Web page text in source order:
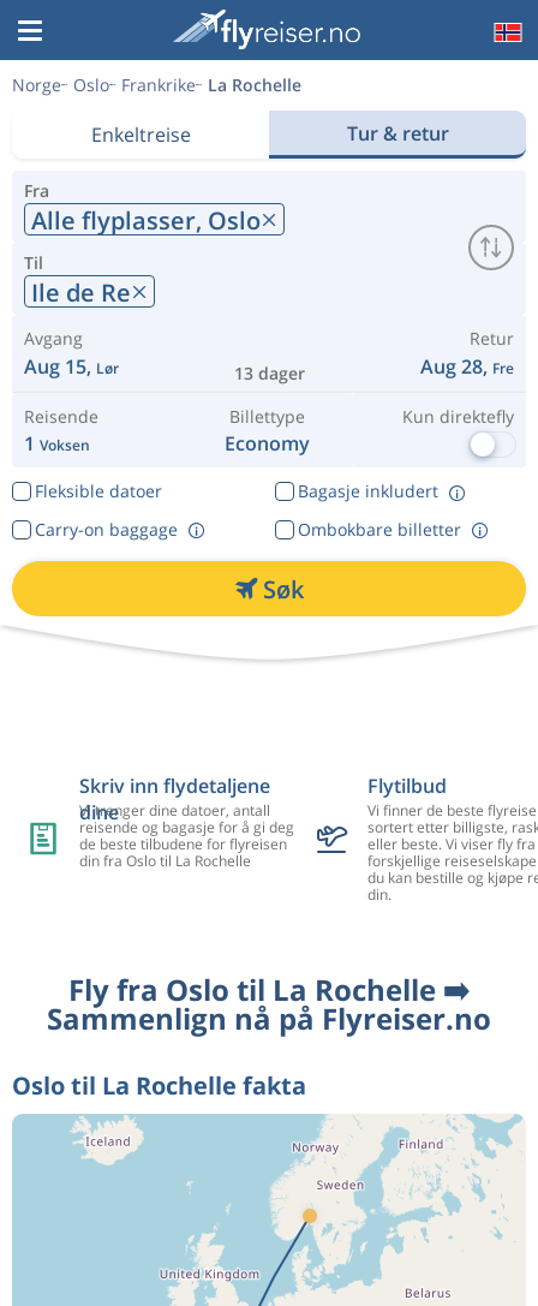
Norge Oslo Frankrike La Rochelle
Enkeltreise Tur & retur
Fra
Alle flyplasser, Oslo
Til
Ile de Re
Avgang
Aug 15, Lør 13 dager
Retur
Aug 28, Fre
Reisende
1 Voksen
Billettype
Economy
Kun direktefly
Fleksible datoer
Bagasje inkludert
Ombokbare billetter
Carry-on baggage
Søk
Skriv inn flydetaljene
dine
Vi trenger dine datoer, antall
reisende og bagasje for å gi deg
de beste tilbudene for flyreisen
din fra Oslo til La Rochelle
Flytilbud
Vi finner de beste
sortert etter billigste,
eller beste. Vi viser fly
forskjellige
du kan bestille og kjøpe
din.
Fly fra Oslo til La Rochelle ➡️
Sammenlign nå på Flyreiser.no
Oslo til La Rochelle fakta